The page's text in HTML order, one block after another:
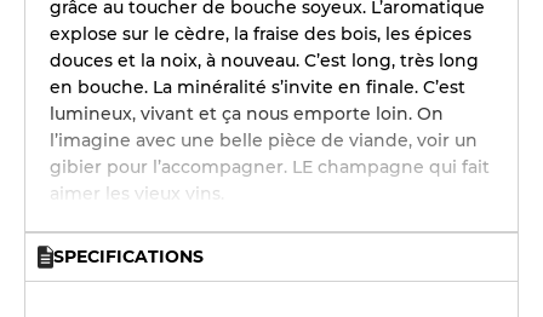
grâce au toucher de bouche soyeux. L’aromatique
explose sur le cèdre, la fraise des bois, les épices
douces et la noix, à nouveau. C’est long, très long
en bouche. La minéralité s’invite en finale. C’est
lumineux, vivant et ça nous emporte loin. On
l’imagine avec une belle pièce de viande, voir un
gibier pour l’accompagner. LE champagne qui fait
aimer les vieux vins.
SPECIFICATIONS